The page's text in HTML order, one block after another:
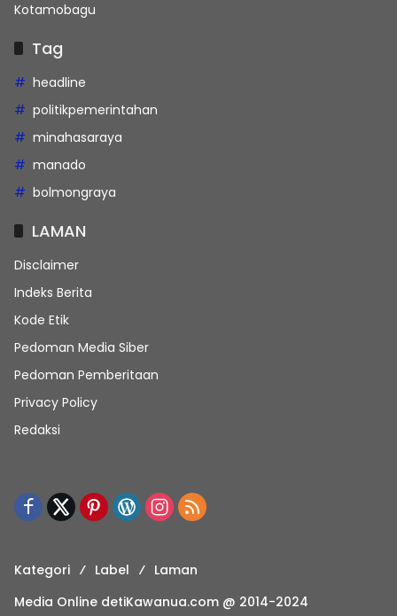
Kotamobagu
Tag
headline
politikpemerintahan
minahasaraya
manado
bolmongraya
LAMAN
Disclaimer
Indeks Berita
Kode Etik
Pedoman Media Siber
Pedoman Pemberitaan
Privacy Policy
Redaksi
Kategori Label
Laman
Media Online detiKawanua.com @ 2014-2024